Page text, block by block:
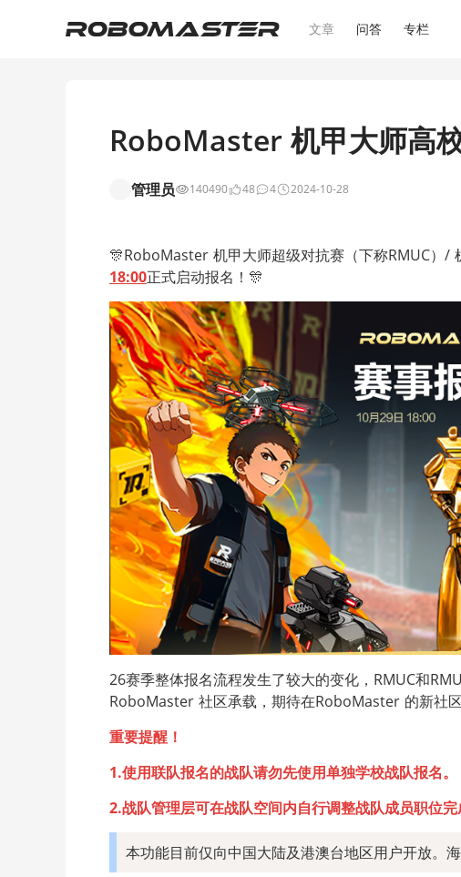
文章 问答 专栏
RoboMaster 机甲大师高
管理员 140490 48 4 2024-10-28
🎊RoboMaster 机甲大师超级对抗赛（下称RMUC）/
18:00正式启动报名！🎊
26赛季整体报名流程发生了较大的变化，RMUC和
RoboMaster 社区承载，期待在RoboMaster 的新社
重要提醒！
1.使用联队报名的战队请勿先使用单独学校战队报名。
2.战队管理层可在战队空间内自行调整战队成员职位完
本功能目前仅向中国大陆及港澳台地区用户开放。